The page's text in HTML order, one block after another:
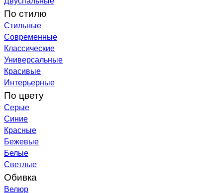
По стилю
Стильные
Современные
Классические
Универсальные
Красивые
Интерьерные
По цвету
Серые
Синие
Красные
Бежевые
Белые
Светлые
Обивка
Велюр